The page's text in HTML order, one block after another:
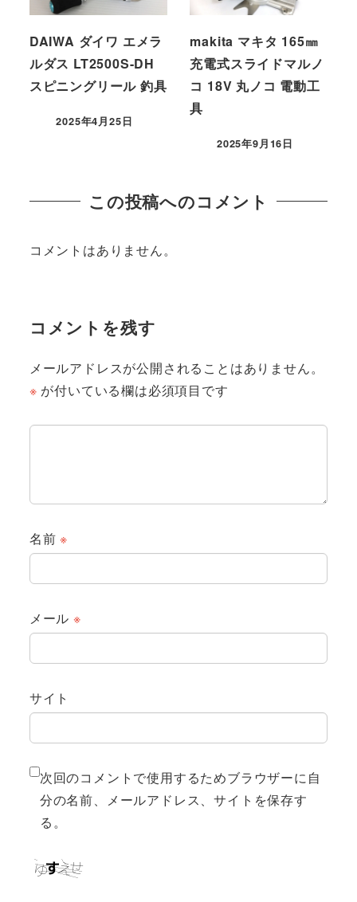
DAIWA ダイワ エメラ
ルダス LT2500S-DH
スピニングリール 釣具
2025年4月25日
makita マキタ 165㎜
充電式スライドマルノ
コ 18V 丸ノコ 電動工
具
2025年9月16日
この投稿へのコメント
コメントはありません。
コメントを残す
メールアドレスが公開されることはありません。
※ が付いている欄は必須項目です
名前※
メール ※
サイト
次回のコメントで使用するためブラウザーに自
分の名前、メールアドレス、サイトを保存す
る。